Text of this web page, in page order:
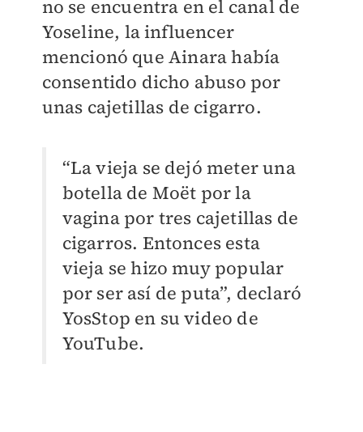
no se encuentra en el canal de
Yoseline, la influencer
mencionó que Ainara había
consentido dicho abuso por
unas cajetillas de cigarro.
“La vieja se dejó meter una
botella de Moët por la
vagina por tres cajetillas de
cigarros. Entonces esta
vieja se hizo muy popular
por ser así de puta”, declaró
YosStop en su video de
YouTube.